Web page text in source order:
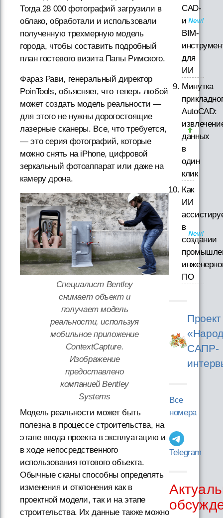
Тогда 28 000 фотографий загрузили в
облако, обработали и использовали
полученную трехмерную модель
города, чтобы составить подробный
план гостевого визита Папы Римского.
Фараз Рави, генеральный директор
PoinTools, объясняет, что теперь любой
может создать модель реальности —
для этого не нужны дорогостоящие
лазерные сканеры. Все, что требуется,
— это серия фотографий, которые
можно снять на iPhone, цифровой
зеркальный фотоаппарат или даже на
камеру дрона.
Специалист Bentley
снимает объект и
получает модель
реальности, используя
мобильное приложение
ContextCapture.
Изображение
предоставлено
компанией Bentley
Systems
Модель реальности может быть
полезна в процессе строительства, на
этапе ввода проекта в эксплуатацию и
в ходе непосредственного
использования готового объекта.
Обычные сканы способны определять
изменения и отклонения как в
проектной модели, так и на этапе
строительства. Их данные также можно
CAD-
и
BIM-
для
ИИ
Минутка
AutoCAD:
данных
в
один
клик
Как
ИИ
в
создании
ПО
Проект
САПР-
Все
номера
Telegram